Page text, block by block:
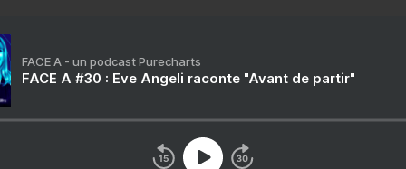
FACE A - un podcast Purecharts
FACE A #30 : Eve Angeli raconte "Avant de partir"